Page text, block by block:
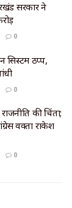
सरकार ने
0
सिस्टम ठप्प,
0
की चिंता;
प्रवक्ता राकेश
0